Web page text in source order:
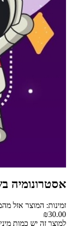
אסטרונומיה
זמינות: המוצר אזל
₪30.00
למוצר זה יש כמות